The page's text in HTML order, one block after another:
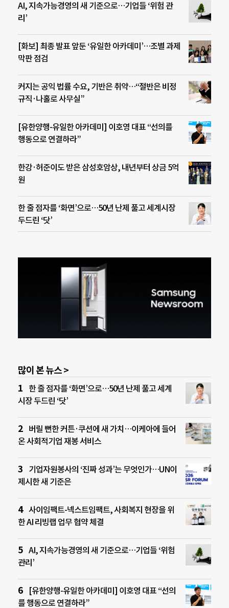
AI, 지속가능경영의 새 기준으로…기업들 ‘위험 관
리’
[화보] 최종 발표 앞둔 ‘유일한 아카데미’…조별 과제
막판 점검
커지는 공익 법률 수요, 기반은 취약…“절반은 비정
규직·나홀로 사무실”
[유한양행-유일한 아카데미] 이호영 대표 “선의를
행동으로 연결하라”
한강·허준이도 받은 삼성호암상, 내년부터 상금 5억
원
한 줄 점자를 ‘화면’으로…50년 난제 풀고 세계시장
두드린 ‘닷’
많이 본 뉴스 >
한 줄 점자를 ‘화면’으로…50년 난제 풀고 세계
시장 두드린 ‘닷’
버릴 뻔한 커튼·쿠션에 새 가치…이케아에 들어
온 사회적기업 재봉 서비스
기업자원봉사의 ‘진짜 성과’는 무엇인가…UN이
제시한 새 기준은
사이임팩트-넥스트임팩트, 사회복지 현장을 위
한 AI 리빙랩 업무 협약 체결
AI, 지속가능경영의 새 기준으로…기업들 ‘위험
관리’
[유한양행-유일한 아카데미] 이호영 대표 “선의
를 행동으로 연결하라”